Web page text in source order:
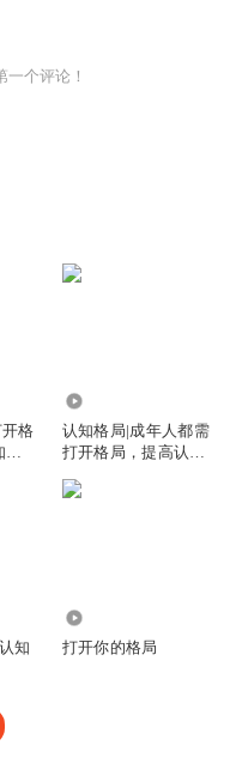
个评论！
格
觉
认知格局|成年人都需
打开格局，提高认知
知
打开你的格局